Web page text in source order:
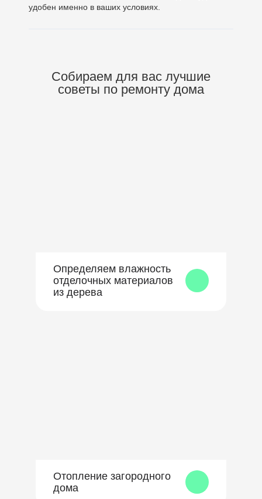
удобен именно в ваших условиях.
Собираем для вас лучшие
советы по ремонту дома
Определяем влажность
отделочных материалов
из дерева
Отопление загородного
дома